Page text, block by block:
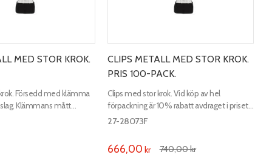
MED STOR KROK.
Försedd med klämma
Klämmans mått
upp till 28 mm i
CLIPS METALL MED STOR KROK.
PRIS 100-PACK.
Clips med stor krok. Vid köp av hel
förpackning är 10% rabatt avdraget i priset.
Klämmans mått 56x23mm. För rör upp till
27-28073F
666,00 kr 740,00kr